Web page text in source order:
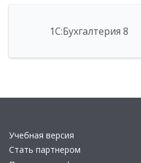
1С:Бухгалтерия 8
Учебная версия
Стать партнером